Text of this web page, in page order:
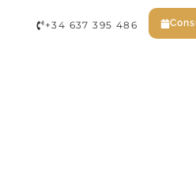
EN
+34 637 395 486